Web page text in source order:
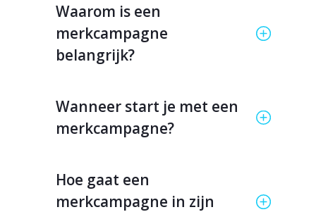
Waarom is een
merkcampagne
belangrijk?
Wanneer start je met een
merkcampagne?
Hoe gaat een
merkcampagne in zijn